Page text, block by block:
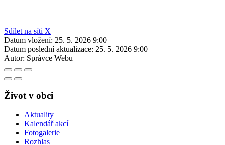
Sdílet na síti X
Datum vložení: 25. 5. 2026 9:00
Datum poslední aktualizace: 25. 5. 2026 9:00
Autor: Správce Webu
Život v obci
Aktuality
Kalendář akcí
Fotogalerie
Rozhlas